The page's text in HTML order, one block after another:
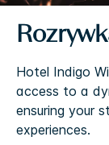
Hotel Indigo
access to a
ensuring your
experiences.